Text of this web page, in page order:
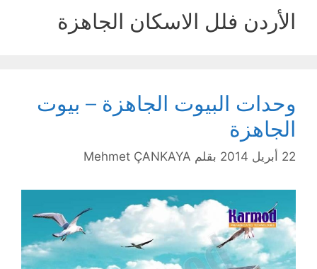
الأردن فلل الاسكان الجاهزة
وحدات البيوت الجاهزة – بيوت
الجاهزة
22 أبريل 2014 بقلم Mehmet ÇANKAYA